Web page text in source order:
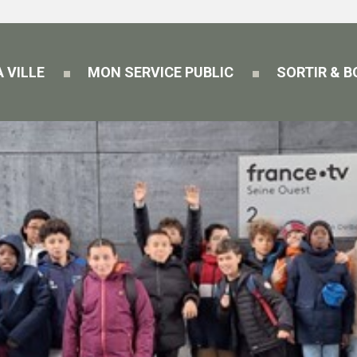
VILLE MON SERVICE PUBLIC SORTIR &